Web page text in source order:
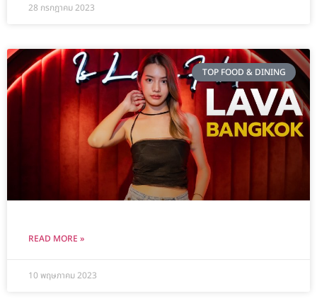
28 กรกฎาคม 2023
TOP FOOD & DINING
READ MORE »
10 พฤษภาคม 2023